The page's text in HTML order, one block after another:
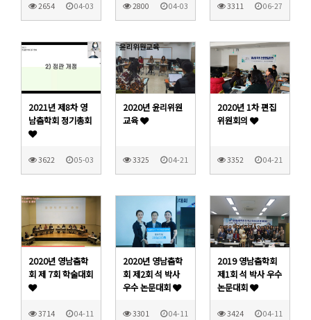
2654 04-03 2800 04-03 3311 06-27
2021년 제8차 영
남춤학회 정기총회
3622 05-03
2020년 윤리위원
교육
3325 04-21
2020년 1차 편집
위원회의
3352 04-21
2020년 영남춤학
회 제 7회 학술대회
3714 04-11
2020년 영남춤학
회 제2회 석 박사
우수 논문대회
3301 04-11
2019 영남춤학회
제1회 석 박사 우수
논문대회
3424 04-11